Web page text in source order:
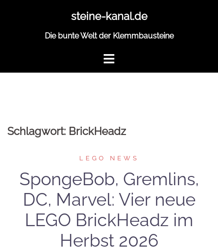
steine-kanal.de
Die bunte Welt der Klemmbausteine
Schlagwort: BrickHeadz
LEGO NEWS
SpongeBob, Gremlins,
DC, Marvel: Vier neue
LEGO BrickHeadz im
Herbst 2026